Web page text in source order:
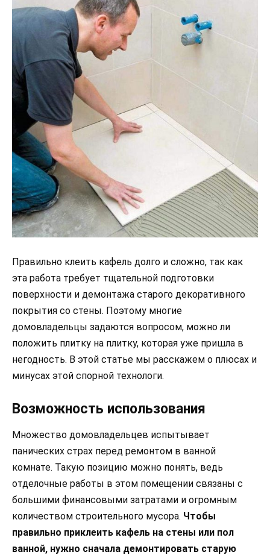
Правильно клеить кафель долго и сложно, так как
эта работа требует тщательной подготовки
поверхности и демонтажа старого декоративного
покрытия со стены. Поэтому многие
домовладельцы задаются вопросом, можно ли
положить плитку на плитку, которая уже пришла в
негодность. В этой статье мы расскажем о плюсах и
минусах этой спорной технологи.
Возможность использования
Множество домовладельцев испытывает
панических страх перед ремонтом в ванной
комнате. Такую позицию можно понять, ведь
отделочные работы в этом помещении связаны с
большими финансовыми затратами и огромным
количеством строительного мусора. Чтобы
правильно приклеить кафель на стены или пол
ванной, нужно сначала демонтировать старую